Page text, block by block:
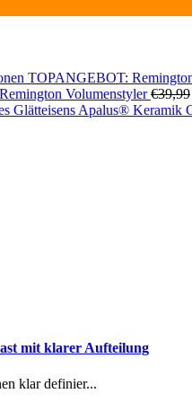
TOPANGEBOT:
Remington Volumenstyler €39,99
Apalus® Keramik
mit klarer Aufteilung
klar definier...